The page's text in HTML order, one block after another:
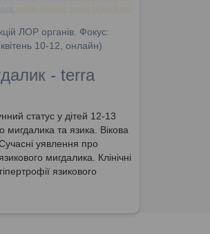
ЛОР органів. Фокус:
10-12, онлайн)
- terra
статус у дітей 12-13
мигдалика та язика. Вікова
уявлення про
мигдалика. Клінічні
язикового